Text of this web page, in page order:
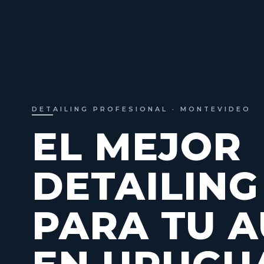
DETAILING PROFESIONAL · MONTEVIDEO
EL MEJOR
DETAILING
PARA TU